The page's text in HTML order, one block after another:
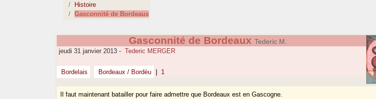
Histoire
Gasconnité de Bordeaux
Gasconnité de Bordeaux Tederic M.
jeudi 31 janvier 2013 - Tederic MERGER
Bordelais Bordeaux / Bordèu 1
Il faut maintenant batailler pour faire admettre que Bordeaux est en Gascogne.